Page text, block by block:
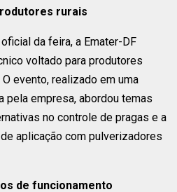
rurais
da feira, a Emater-DF
voltado para produtores
evento, realizado em uma
pela empresa, abordou temas
no controle de pragas e a
aplicação com pulverizadores
de funcionamento